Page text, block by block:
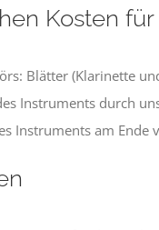
Kosten
Blätter (Klarinette
Instruments durch
Instruments am Ende